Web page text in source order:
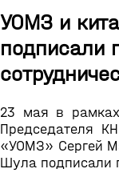
УОМЗ и
подписали
23 мая в
Председателя
«УОМЗ» Сергей
Шула подписали